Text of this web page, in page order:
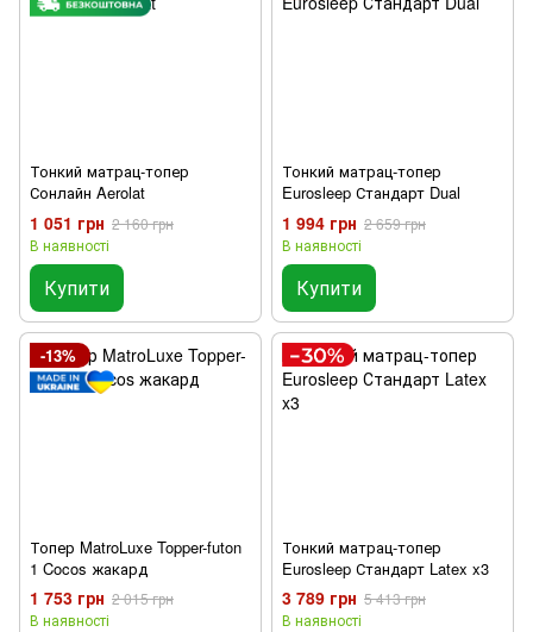
Тонкий матрац-топер
Сонлайн Aerolat
1 051 грн 2 160 грн
В наявності
Купити
Тонкий матрац-топер
Eurosleep Стандарт Dual
1 994 грн 2 659 грн
В наявності
Купити
-13%
Топер MatroLuxe Topper-futon
1 Cocos жакард
1 753 грн 2 015 грн
В наявності
Тонкий матрац-топер
Eurosleep Стандарт Latex x3
3 789 грн 5 413 грн
В наявності